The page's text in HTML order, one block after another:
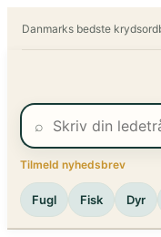
Danmarks bedste
⌕
Tilmeld nyhedsbrev
Fugl Fisk Dyr